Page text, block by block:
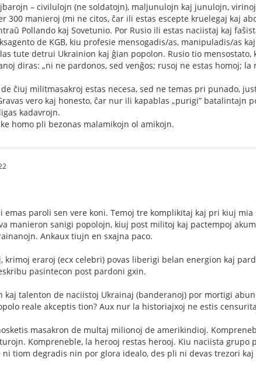
– civilulojn (ne soldatojn), maljunulojn kaj junulojn,
300 manieroj (mi ne citos, ĉar ili estas escepte kruelegaj kaj
Pollando kaj Sovetunio. Por Rusio ili estas naciistaj kaj
de KGB, kiu profesie mensogadis/as, manipuladis/as
tute detrui Ukrainion kaj ĝian popolon. Rusio tio
diras: „ni ne pardonos, sed venĝos; rusoj ne estas homoj;
ĉiuj militmasakroj estas necesa, sed ne temas pri punado,
vero kaj honesto, ĉar nur ili kapablas „purigi” batalintajn
kadavrojn.
homo pli bezonas malamikojn ol amikojn.
emas paroli sen vere koni. Temoj tre komplikitaj kaj pri kiuj
manieron sanigi popolojn, kiuj post militoj kaj pactempoj
Ankaux tiujn en sxajna paco.
krimoj eraroj (ecx celebri) povas liberigi belan energion kaj
pasintecon post pardoni gxin.
kaj talenton de naciistoj Ukrainaj (banderanoj) por mortigi
reale akceptis tion? Aux nur la historiajxoj ne estis
masakron de multaj milionoj de amerikindioj.
Kompreneble, la herooj restas herooj. Kiu naciista
ni tiom degradis nin por glora idealo, des pli ni devas trezori